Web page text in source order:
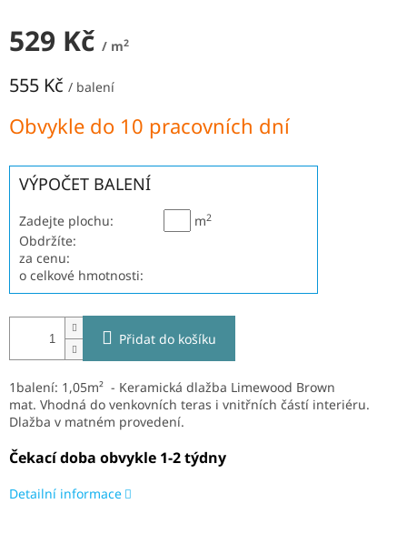
Přihlášení
529 Kč / m2
555 Kč / balení
cena:
Obvykle do 10 pracovních dní
VÝPOČET BALENÍ
Zadejte plochu: m2
Obdržíte:
za cenu:
o celkové hmotnosti:
Přidat do košíku
1balení: 1,05m² - Keramická dlažba Limewood Brown
mat. Vhodná do venkovních teras i vnitřních částí interiéru.
Dlažba v matném provedení.
Čekací doba obvykle 1-2 týdny
Detailní informace